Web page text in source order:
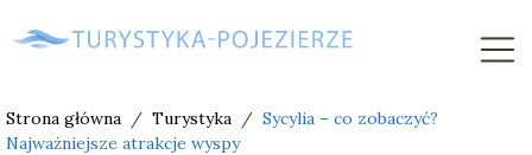
Strona główna / Turystyka / Sycylia – co zobaczyć?
Najważniejsze atrakcje wyspy